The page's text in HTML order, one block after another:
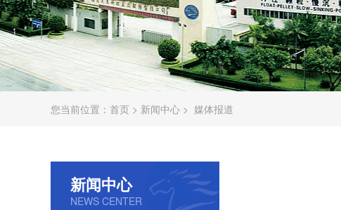
您当前位置： 首页 > 新闻中心 > 媒体报道
新闻中心
NEWS CENTER